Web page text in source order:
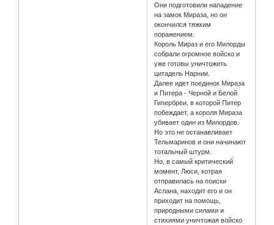
Они подготовили нападение
на замок Мираза, но он
окончился тяжким
поражением.
Король Мираз и его Милорды
собрали огромное войско и
уже готовы уничтожить
цитадель Нарнии.
Далее идет поединок Мираза
и Питера - Черной и Белой
Гипербреи, в которой Питер
побеждает, а короля Мираза
убивает один из Милордов.
Но это не останавливает
Тельмаринов и они начинают
тотальный штурм.
Но, в самый критический
момент, Люси, котрая
отправилась на поиски
Аслана, находит его и он
приходит на помощь,
природными силами и
стихиями уничтожая войско